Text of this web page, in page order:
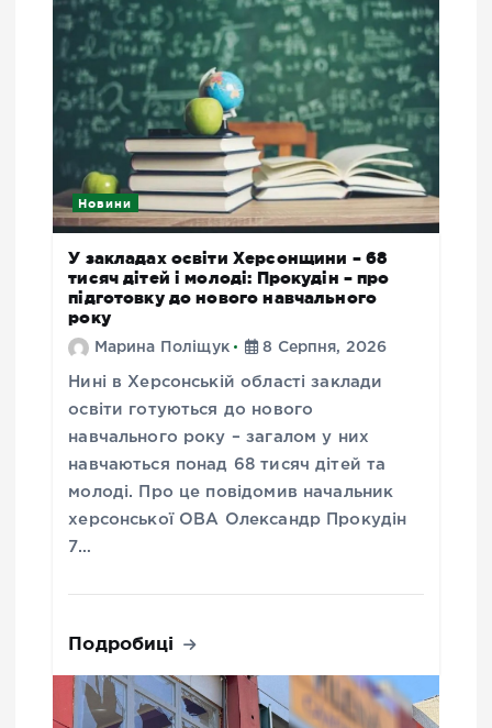
Новини
У закладах освіти Херсонщини – 68
тисяч дітей і молоді: Прокудін – про
підготовку до нового навчального
року
Марина Поліщук 8 Серпня, 2026
Нині в Херсонській області заклади
освіти готуються до нового
навчального року – загалом у них
навчаються понад 68 тисяч дітей та
молоді. Про це повідомив начальник
херсонської ОВА Олександр Прокудін
7…
Подробиці